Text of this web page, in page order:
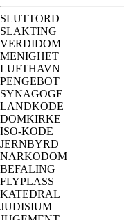
SLUTTORD
SLAKTING
VERDIDOM
MENIGHET
LUFTHAVN
PENGEBOT
SYNAGOGE
LANDKODE
DOMKIRKE
ISO-KODE
JERNBYRD
NARKODOM
BEFALING
FLYPLASS
KATEDRAL
JUDISIUM